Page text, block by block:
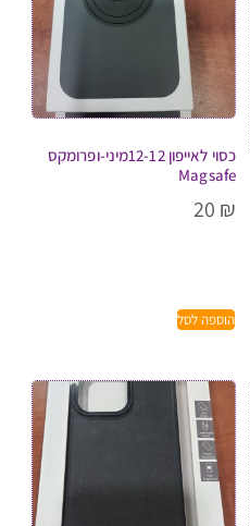
כסוי לאייפון 12-12מיני-ופרומקס
Magsafe
20 ₪
הוספה לסל